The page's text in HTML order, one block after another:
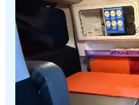
trên
xe
cứu
thương